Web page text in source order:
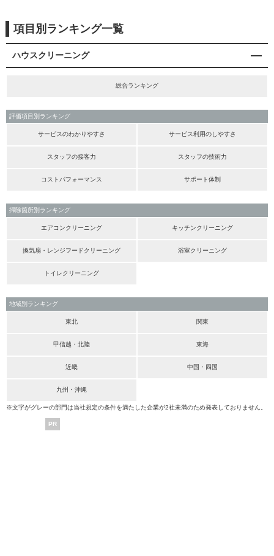
項目別ランキング一覧
ハウスクリーニング
総合ランキング
評価項目別ランキング
サービスのわかりやすさ サービス利用のしやすさ
スタッフの接客力 スタッフの技術力
コストパフォーマンス サポート体制
掃除箇所別ランキング
エアコンクリーニング キッチンクリーニング
換気扇・レンジフードクリーニング 浴室クリーニング
トイレクリーニング
地域別ランキング
東北 関東
甲信越・北陸 東海
近畿 中国・四国
九州・沖縄
※文字がグレーの部門は当社規定の条件を満たした企業が2社未満のため発表しておりません。
PR